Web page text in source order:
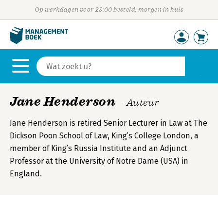
Op werkdagen voor 23:00 besteld, morgen in huis
Jane Henderson - Auteur
Jane Henderson is retired Senior Lecturer in Law at The
Dickson Poon School of Law, King’s College London, a
member of King’s Russia Institute and an Adjunct
Professor at the University of Notre Dame (USA) in
England.